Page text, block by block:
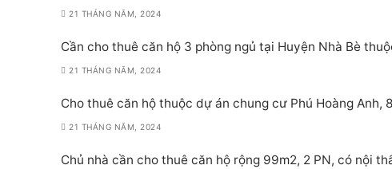
21 THÁNG NĂM, 2024
Cần cho thuê căn hộ 3 phòng ngủ tại Huyện Nhà Bè
21 THÁNG NĂM, 2024
Cho thuê căn hộ thuộc dự án chung cư Phú Hoàng Anh,
21 THÁNG NĂM, 2024
Chủ nhà cần cho thuê căn hộ rộng 99m2, 2 PN, có nội